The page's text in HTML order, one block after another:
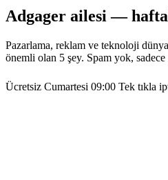
Adgager ailesi —
Pazarlama, reklam ve teknoloji
önemli olan 5 şey. Spam yok,
Ücretsiz Cumartesi 09:00 Tek tıkla